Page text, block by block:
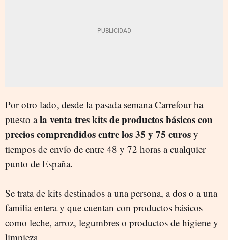
Por otro lado, desde la pasada semana Carrefour ha
puesto ala venta tres kits de productos básicos con
precios comprendidos entre los 35 y 75 euros y
tiempos de envío de entre 48 y 72 horas a cualquier
punto de España.
Se trata de kits destinados a una persona, a dos o a una
familia entera y que cuentan con productos básicos
como leche, arroz, legumbres o productos de higiene y
limpieza.